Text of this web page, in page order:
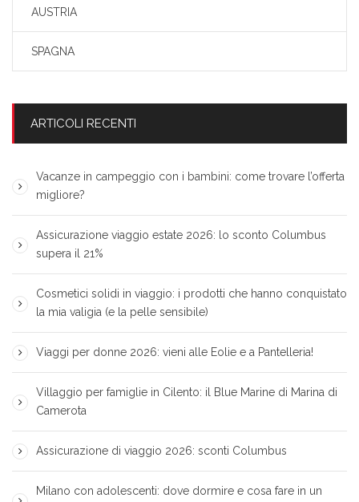
AUSTRIA
SPAGNA
ARTICOLI RECENTI
Vacanze in campeggio con i bambini: come trovare l’offerta
migliore?
Assicurazione viaggio estate 2026: lo sconto Columbus
supera il 21%
Cosmetici solidi in viaggio: i prodotti che hanno conquistato
la mia valigia (e la pelle sensibile)
Viaggi per donne 2026: vieni alle Eolie e a Pantelleria!
Villaggio per famiglie in Cilento: il Blue Marine di Marina di
Camerota
Assicurazione di viaggio 2026: sconti Columbus
Milano con adolescenti: dove dormire e cosa fare in un